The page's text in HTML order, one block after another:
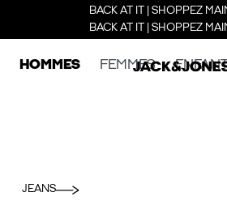
BACK AT IT | SHOPPEZ
BACK AT IT | SHOPPEZ
HOMMES FEMMES
JEANS